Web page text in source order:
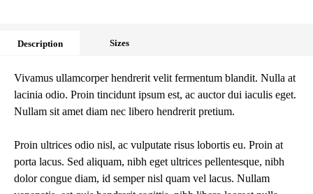
Description Sizes
Vivamus ullamcorper hendrerit velit fermentum blandit. Nulla at
lacinia odio. Proin tincidunt ipsum est, ac auctor dui iaculis eget.
Nullam sit amet diam nec libero hendrerit pretium.
Proin ultrices odio nisl, ac vulputate risus lobortis eu. Proin at
porta lacus. Sed aliquam, nibh eget ultrices pellentesque, nibh
dolor congue diam, id semper nisl quam vel lacus. Nullam